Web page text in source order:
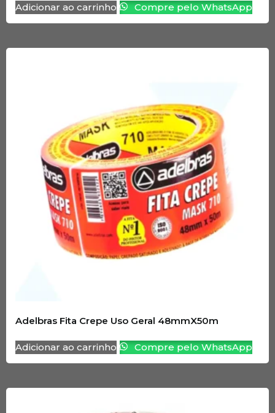
Adicionar ao carrinho Compre pelo WhatsApp
Adelbras Fita Crepe Uso Geral 48mmX50m
Adicionar ao carrinho Compre pelo WhatsApp